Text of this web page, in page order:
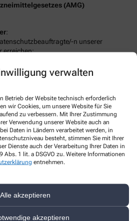
verwalten
Betrieb der Website technisch erforderlich
wir Cookies, um unsere Website für Sie
zu verbessern. Mit Ihrer Zustimmung
Verwendung unserer Website auch an
Daten in Ländern verarbeitet werden, in
besteht, stimmen Sie mit Ihrer
Dienste auch der Verarbeitung Ihrer Daten in
Abs. 1 lit. a DSGVO zu. Weitere Informationen
entnehmen.
Alle akzeptieren
akzeptieren
(AMG)
:
n unserer
erreichen:
noch bereit, an einem
vor einer Verbraucherschlichtungsstelle
verantwortlich. Alle Inhalte werden mit